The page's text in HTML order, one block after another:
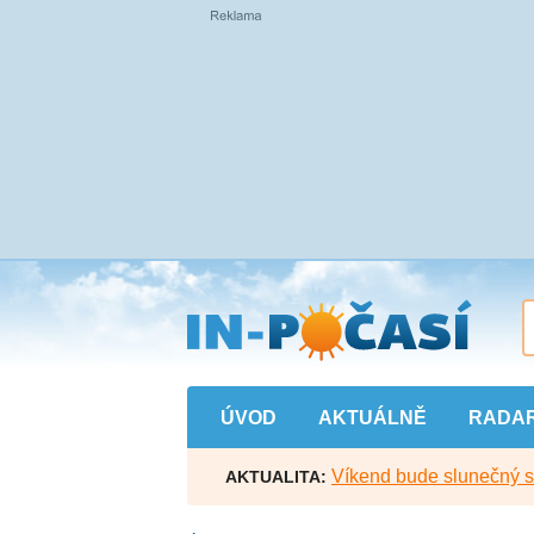
Přejít
na
hlavní
obsah
ÚVOD AKTUÁLNĚ
AKTUALITA: Víkend bude slunečný